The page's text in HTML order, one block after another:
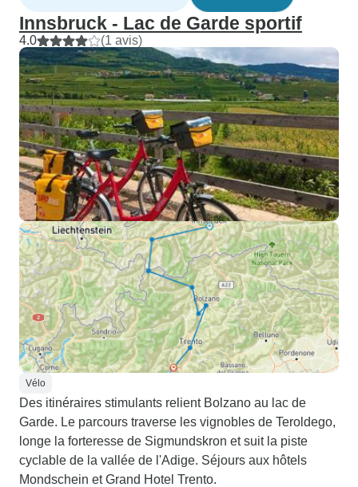
Innsbruck - Lac de Garde sportif
4.0 (1 avis)
Vélo
Des itinéraires stimulants relient Bolzano au lac de
Garde. Le parcours traverse les vignobles de Teroldego,
longe la forteresse de Sigmundskron et suit la piste
cyclable de la vallée de l'Adige. Séjours aux hôtels
Mondschein et Grand Hotel Trento.